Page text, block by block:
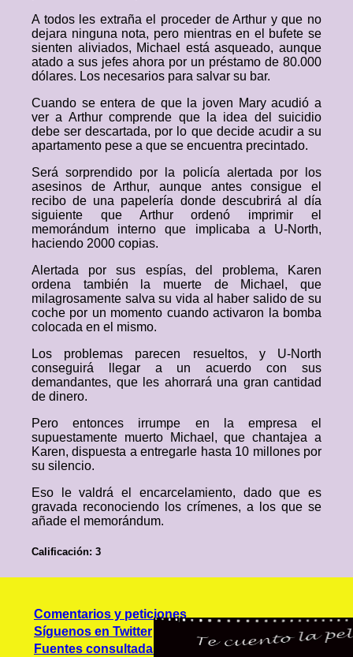
A todos les extraña el proceder de Arthur y que no
dejara ninguna nota, pero mientras en el bufete se
sienten aliviados, Michael está asqueado, aunque
atado a sus jefes ahora por un préstamo de 80.000
dólares. Los necesarios para salvar su bar.
Cuando se entera de que la joven Mary acudió a
ver a Arthur comprende que la idea del suicidio
debe ser descartada, por lo que decide acudir a su
apartamento pese a que se encuentra precintado.
Será sorprendido por la policía alertada por los
asesinos de Arthur, aunque antes consigue el
recibo de una papelería donde descubrirá al día
siguiente que Arthur ordenó imprimir el
memorándum interno que implicaba a U-North,
haciendo 2000 copias.
Alertada por sus espías, del problema, Karen
ordena también la muerte de Michael, que
milagrosamente salva su vida al haber salido de su
coche por un momento cuando activaron la bomba
colocada en el mismo.
Los problemas parecen resueltos, y U-North
conseguirá llegar a un acuerdo con sus
demandantes, que les ahorrará una gran cantidad
de dinero.
Pero entonces irrumpe en la empresa el
supuestamente muerto Michael, que chantajea a
Karen, dispuesta a entregarle hasta 10 millones por
su silencio.
Eso le valdrá el encarcelamiento, dado que es
gravada reconociendo los crímenes, a los que se
añade el memorándum.
Calificación: 3
Comentarios y peticiones
Síguenos en Twitter
Fuentes consultadas